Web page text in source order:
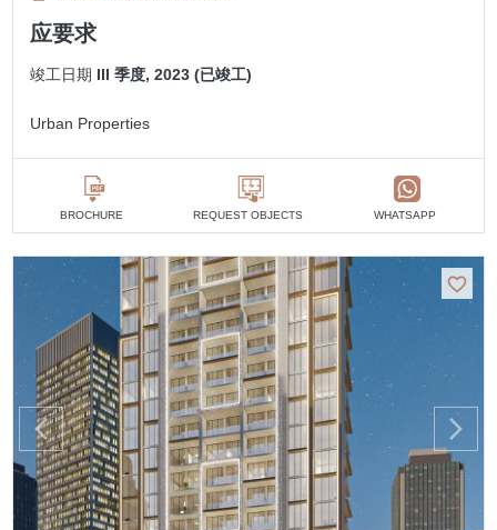
应要求
竣工日期 III 季度, 2023 (已竣工)
Urban Properties
BROCHURE REQUEST OBJECTS WHATSAPP